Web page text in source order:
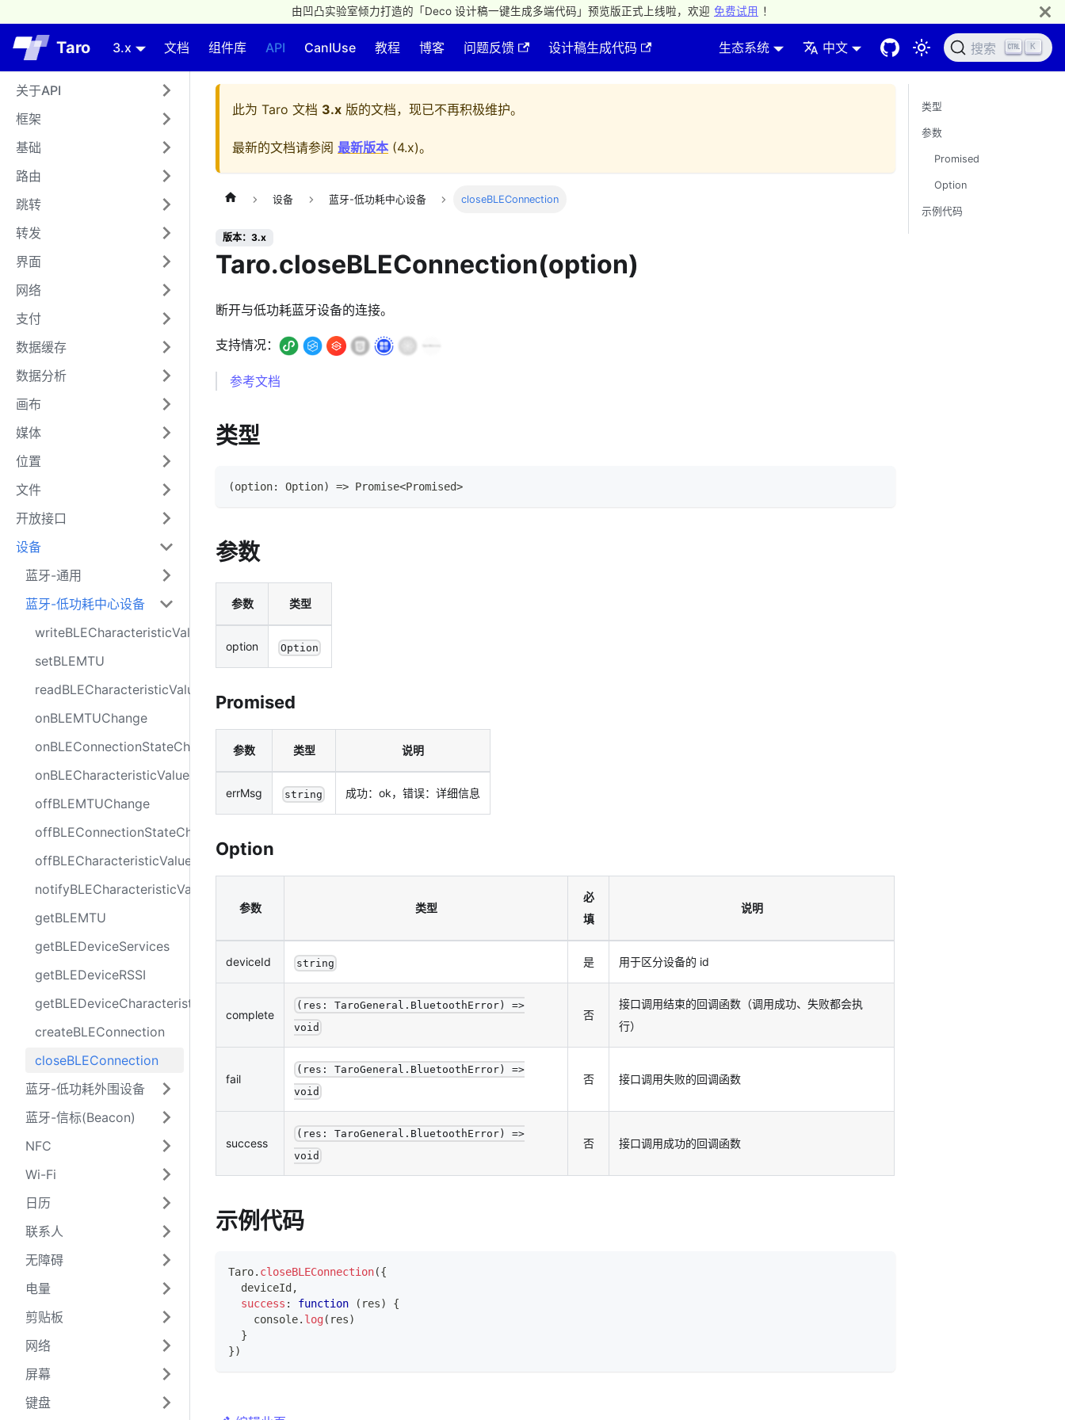
由凹凸实验室倾力打造的「Deco 设计稿一键生成多端代码」预览版正式上线啦，欢迎 免费试用 ！
Taro 3.x 文档 组件库 API CanIUse 教程 博客 问题反馈 设计稿生成代码 生态系统 中文 搜索 K
关于API
框架
基础
路由
跳转
转发
界面
网络
支付
数据缓存
数据分析
画布
媒体
位置
文件
开放接口
设备
蓝牙-通用
蓝牙-低功耗中心设备
writeBLECharacteristicValue
setBLEMTU
readBLECharacteristicValue
onBLEMTUChange
onBLEConnectionStateChange
onBLECharacteristicValueChange
offBLEMTUChange
offBLEConnectionStateChange
offBLECharacteristicValueChange
notifyBLECharacteristicValueChange
getBLEMTU
getBLEDeviceServices
getBLEDeviceRSSI
getBLEDeviceCharacteristics
createBLEConnection
closeBLEConnection
蓝牙-低功耗外围设备
蓝牙-信标(Beacon)
NFC
Wi-Fi
日历
联系人
无障碍
电量
剪贴板
网络
屏幕
键盘
此为 Taro 文档 3.x 版的文档，现已不再积极维护。
最新的文档请参阅 最新版本 (4.x)。
设备 蓝牙-低功耗中心设备 closeBLEConnection
版本：3.x
Taro.closeBLEConnection(option)
断开与低功耗蓝牙设备的连接。
支持情况：
参考文档
类型
(option: Option) => Promise<Promised>
参数
参数 类型
option Option
Promised
参数 类型 说明
errMsg string 成功：ok，错误：详细信息
Option
参数 类型
必
填
说明
deviceId string 是 用于区分设备的 id
complete
(res: TaroGeneral.BluetoothError) =>
void
否
接口调用结束的回调函数（调用成功、失败都会执
行）
fail
(res: TaroGeneral.BluetoothError) =>
void
否 接口调用失败的回调函数
success
(res: TaroGeneral.BluetoothError) =>
void
否 接口调用成功的回调函数
示例代码
Taro. closeBLEConnection({
  deviceId
,
success : function ( res)
{
console. log( res)
}
})
类型
参数
Promised
Option
示例代码